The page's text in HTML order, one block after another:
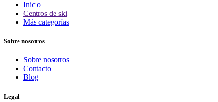
Inicio
Centros de ski
Más categorías
Sobre nosotros
Sobre nosotros
Contacto
Blog
Legal